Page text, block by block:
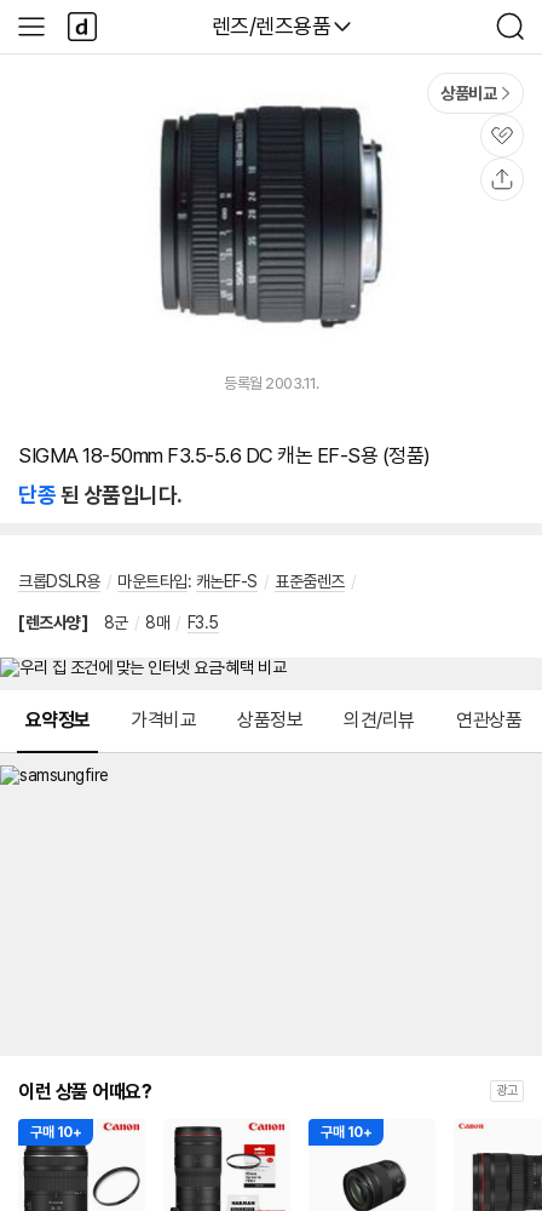
다나와
렌즈/렌즈용품
검
색
사
이
다
나
와
상품비교
관
심
등록월 2003.11.
SIGMA 18-50mm F3.5-5.6 DC 캐논 EF-S용 (정품)
단종된 상품입니다.
크롭DSLR용 / 마운트타입: 캐논EF-S / 표준줌렌즈 /
[렌즈사양] 8군 / 8매 / F3.5
요약정보 가격비교 상품정보 의견/리뷰 연관상품
이런 상품 어때요? 광고
구매 10+ 구매 10+